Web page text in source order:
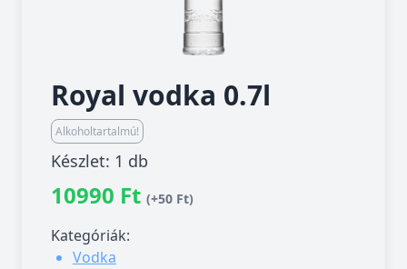
Royal vodka 0.7l
Alkoholtartalmú!
Készlet: 1 db
10990 Ft (+50 Ft)
Kategóriák:
Vodka